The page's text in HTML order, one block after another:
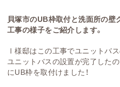
貝塚市のUB枠取付と洗面所の壁
工事の様子をご紹介します。
Ⅰ様邸はこの工事でユニットバ
ユニットバスの設置が完了した
にUB枠を取付けました！